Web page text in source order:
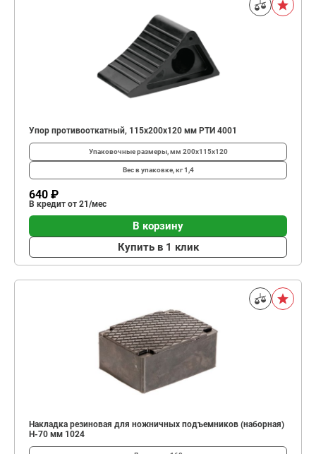
Упор противооткатный, 115х200х120 мм РТИ 4001
Упаковочные размеры, мм 200х115х120
Вес в упаковке, кг1,4
640 ₽
В кредит от 21/мес
В корзину
Купить в 1 клик
Накладка резиновая для ножничных подъемников (наборная)
Н-70 мм 1024